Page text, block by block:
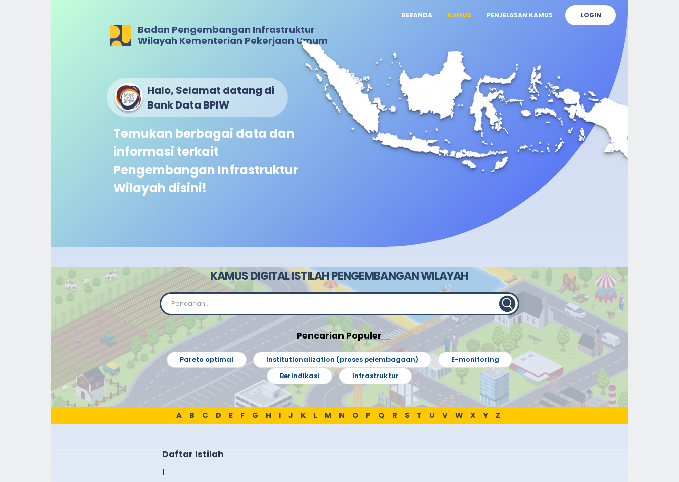
Badan Pengembangan Infrastruktur
Wilayah Kementerian Pekerjaan Umum
Halo, Selamat datang di
Bank Data BPIW
Temukan berbagai data dan
informasi terkait
Pengembangan Infrastruktur
Wilayah disini!
BERANDA KAMUS PENJELASAN KAMUS LOGIN
KAMUS DIGITAL ISTILAH PENGEMBANGAN WILAYAH
Pencarian Populer
Pareto optimal Institutionalization (proses pelembagaan)
E-monitoring
Berindikasi
Infrastruktur
A B C D E F G H I J K L M N O P Q R S T U V W X Y Z
Daftar Istilah
I